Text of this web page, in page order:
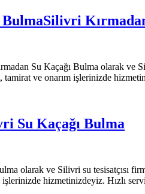
Silivri
Su Kaçağı Bulma olarak ve
ve onarım işlerinizde
Su Kaçağı Bulma
olarak ve Silivri su tesisatçısı
hizmetinizdeyiz. Hızlı